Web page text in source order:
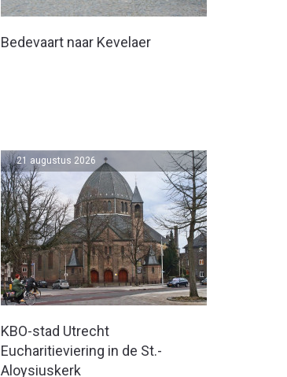
Bedevaart naar Kevelaer
KBO-stad Utrecht
Eucharitieviering in de St.-
Aloysiuskerk
21 augustus 2026